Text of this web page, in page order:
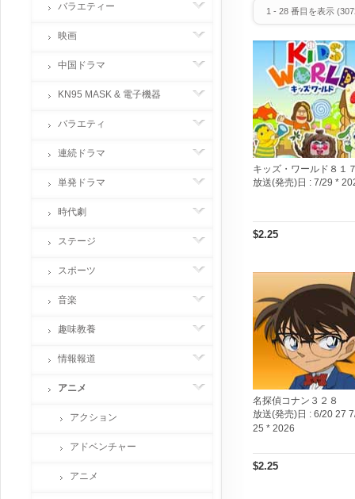
1 - 28 番目を表示 (
キッズ・ワールド８１
放送(発売)日 : 7/29 *
$2.25
名探偵コナン３２８
放送(発売)日 : 6/20 27
25 * 2026
$2.25
バラエティー
映画
中国ドラマ
KN95 MASK & 電子機器
バラエティ
連続ドラマ
単発ドラマ
時代劇
ステージ
スポーツ
音楽
趣味教養
情報報道
アニメ
アクション
アドベンチャー
アニメ